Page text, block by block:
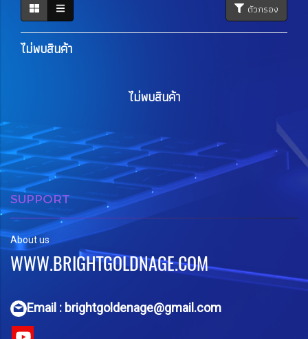
ตัวกรอง
ไม่พบสินค้า
ไม่พบสินค้า
SUPPORT
About us
WWW.BRIGHTGOLDNAGE.COM
Email : brightgoldenage@gmail.com